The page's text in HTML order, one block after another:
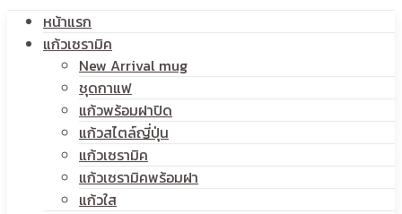
สกรีน
หน้าแรก
แก้วเซรามิค
New Arrival mug
ชุดกาแฟ
แก้วพร้อมฝาปิด
แก้วสไตล์ญี่ปุ่น
แก้วเซรามิค
แก้วเซรามิคพร้อมฝา
แก้วใส